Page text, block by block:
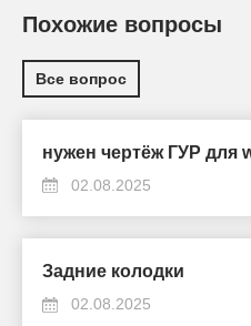
Похожие вопросы
Все вопрос
нужен чертёж ГУР для
02.08.2025
Задние колодки
02.08.2025